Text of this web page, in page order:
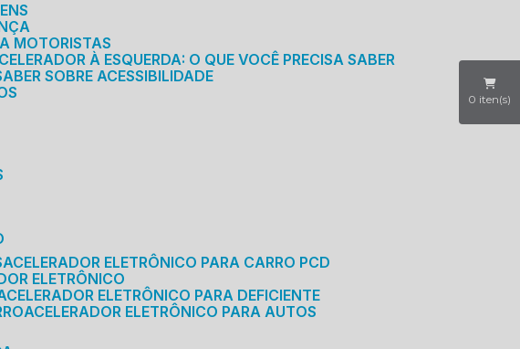
MOTORISTAS
À ESQUERDA: O QUE VOCÊ PRECISA SABER
SOBRE ACESSIBILIDADE
ACELERADOR ELETRÔNICO PARA CARRO PCD
ELETRÔNICO
ACELERADOR ELETRÔNICO PARA DEFICIENTE
ACELERADOR ELETRÔNICO PARA AUTOS
0 iten(s)